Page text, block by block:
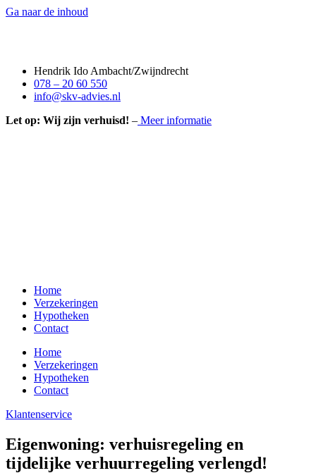
Ga naar de inhoud
Hendrik Ido Ambacht/Zwijndrecht
078 – 20 60 550
info@skv-advies.nl
Let op: Wij zijn verhuisd! – Meer informatie
Home
Verzekeringen
Hypotheken
Contact
Home
Verzekeringen
Hypotheken
Contact
Klantenservice
Eigenwoning: verhuisregeling en
tijdelijke verhuurregeling verlengd!